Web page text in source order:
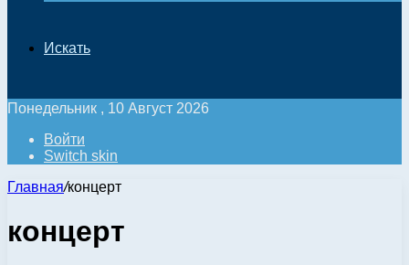
Искать
Понедельник , 10 Август 2026
Войти
Switch skin
Главная/концерт
концерт